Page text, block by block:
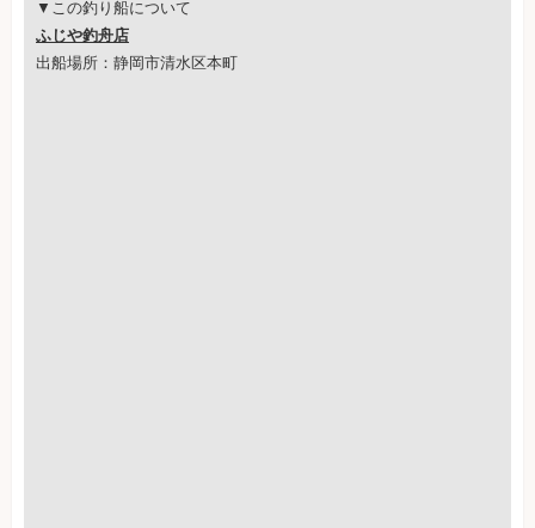
▼この釣り船について
ふじや釣舟店
出船場所：静岡市清水区本町